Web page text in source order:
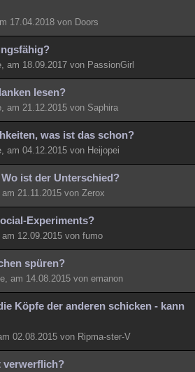
17.04.2018 von Doors
am 18.09.2017 von PassionGirl
lesen?
am 21.12.2015 von Saphira
was ist das schon?
am 04.12.2015 von Heijopei
ist der Unterschied?
21.11.2015 von Zerox
Experiments?
12.09.2015 von fumo
spüren?
am 14.08.2015 von emanon
Köpfe der anderen schicken - kann
02.08.2015 von Ripma-ster-V
verwerflich?